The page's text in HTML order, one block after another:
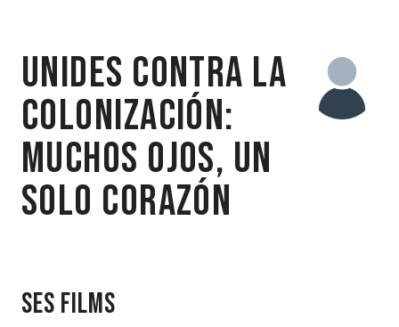
Unides contra la
colonización:
muchos ojos, un
solo corazón
Ses films